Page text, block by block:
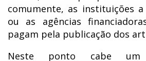
comumente, as instituições
ou as agências
pagam pela publicação dos
Neste ponto cabe um